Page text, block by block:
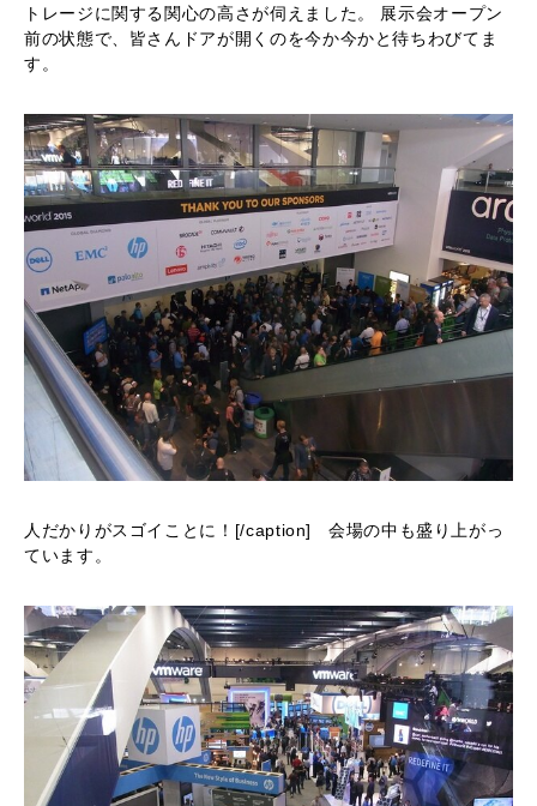
トレージに関する関心の高さが伺えました。 展示会オープン
前の状態で、皆さんドアが開くのを今か今かと待ちわびてま
す。
人だかりがスゴイことに！[/caption] 会場の中も盛り上がっ
ています。